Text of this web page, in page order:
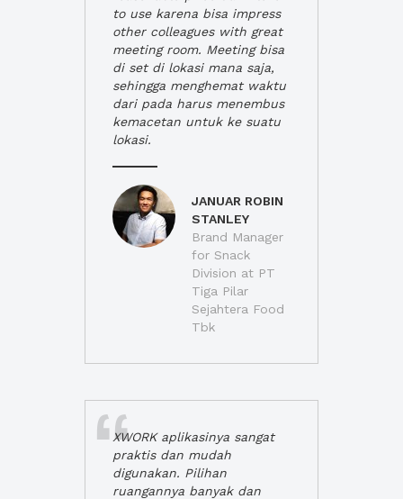
to use karena bisa impress
other colleagues with great
meeting room. Meeting bisa
di set di lokasi mana saja,
sehingga menghemat waktu
dari pada harus menembus
kemacetan untuk ke suatu
lokasi.
JANUAR ROBIN
STANLEY
Brand Manager
for Snack
Division at PT
Tiga Pilar
Sejahtera Food
Tbk
XWORK aplikasinya sangat
praktis dan mudah
digunakan. Pilihan
ruangannya banyak dan